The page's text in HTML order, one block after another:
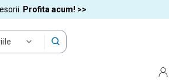
Profita acum! >>